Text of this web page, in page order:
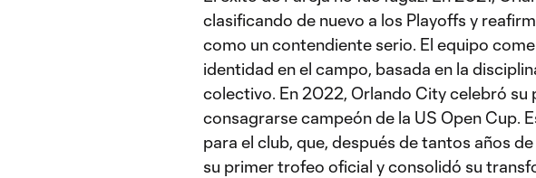
clasificando de nuevo a los Playoffs y
como un contendiente serio. El equipo
identidad en el campo, basada en la
colectivo. En 2022, Orlando City celebró
consagrarse campeón de la US Open Cup.
para el club, que, después de tantos años
su primer trofeo oficial y consolidó su